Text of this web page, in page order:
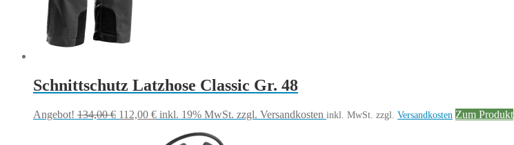
Schnittschutz Latzhose Classic Gr. 48
Angebot! 134,00€ Ursprünglicher
112,00 €Aktueller
inkl. 19% MwSt. zzgl. Versandkosten inkl. MwSt. zzgl. Versandkosten Zum Produkt